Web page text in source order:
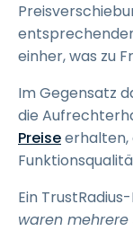
einher, was zu
Im Gegensatz
die
Preiseerhalten,
Ein
waren